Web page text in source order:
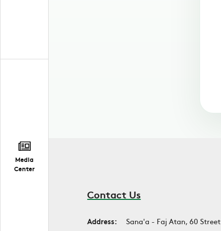
Media
Center
Contact Us
Address:
Sana'a - Faj Atan, 60 Street